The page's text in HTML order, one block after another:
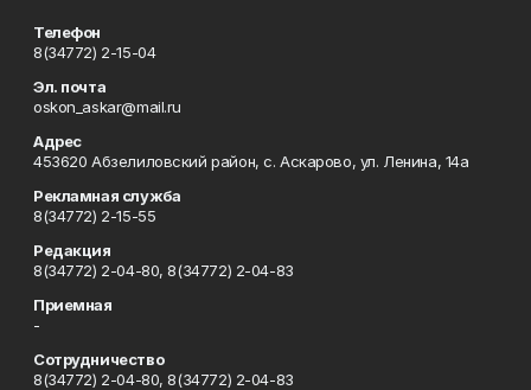
Телефон
8(34772) 2-15-04
Эл. почта
oskon_askar@mail.ru
Адрес
453620 Абзелиловский район, с. Аскарово, ул. Ленина, 14а
Рекламная служба
8(34772) 2-15-55
Редакция
8(34772) 2-04-80, 8(34772) 2-04-83
Приемная
-
Сотрудничество
8(34772) 2-04-80, 8(34772) 2-04-83